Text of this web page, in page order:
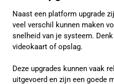
Naast een platform upgrade
veel verschil kunnen maken
snelheid van je systeem.
videokaart of opslag.
Deze upgrades kunnen vaak
uitgevoerd en zijn een goede